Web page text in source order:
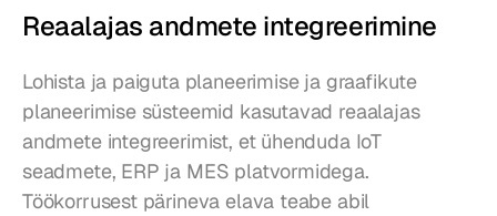
Reaalajas andmete integreerimine
Lohista ja paiguta planeerimise ja graafikute
planeerimise süsteemid kasutavad reaalajas
andmete integreerimist, et ühenduda IoT
seadmete, ERP ja MES platvormidega.
Töökorrusest pärineva elava teabe abil